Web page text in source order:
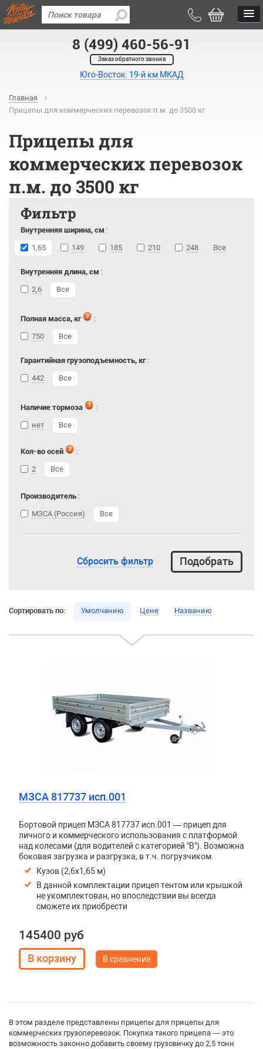
8 (499) 460-56-91
Заказ обратного звонка
Юго-Восток: 19-й км МКАД
Главная
Прицепы для коммерческих перевозок п.м. до 3500 кг
Прицепы для
коммерческих перевозок
п.м. до 3500 кг
Фильтр
Внутренняя ширина, см :
1,65
149 185 210 248 Все
Внутренняя длина, см :
2,6
Все
Полная масса, кг
:
750
Все
Гарантийная грузоподъемность, кг:
442
Все
Наличие тормоза
:
нет
Все
Кол-во осей
:
2
Все
Производитель :
МЗСА (Россия)
Все
Сбросить фильтр
Сортировать по: Умолчанию Цене Названию
МЗСА 817737 исп.001
Бортовой прицеп МЗСА 817737 исп.001 — прицеп для
личного и коммерческого использования с платформой
над колесами (для водителей с категорией "В"). Возможна
боковая загрузка и разгрузка, в т.ч. погрузчиком.
Кузов (2,6х1,65 м)
В данной комплектации прицеп тентом или крышкой
не укомплектован, но впоследствии вы всегда
сможете их приобрести
145400 руб
В сравнение
В этом разделе представлены прицепы для прицепы для
коммерческих грузоперевозок. Покупка такого прицепа — это
возможность законно добавить своему грузовичку до 2,5 тонн